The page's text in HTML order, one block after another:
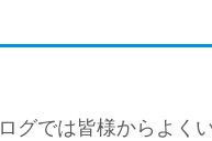
グでは皆様からよく